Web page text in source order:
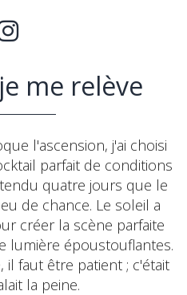
me relève
l'ascension, j'ai choisi
parfait de conditions
quatre jours que le
de chance. Le soleil a
créer la scène parfaite
lumière époustouflantes.
il faut être patient ; c'était
la peine.